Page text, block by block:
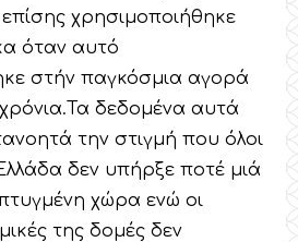
χρησιμοποιήθηκε
όταν αυτό
στήν παγκόσμια αγορά
δεδομένα αυτά
την στιγμή που όλοι
δεν υπήρξε ποτέ μιά
χώρα ενώ οι
της δομές δεν